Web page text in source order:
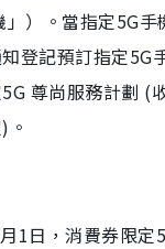
）。當指定5G手
登記預訂指定5G
尊尚服務計劃 (
1日，消費券限定